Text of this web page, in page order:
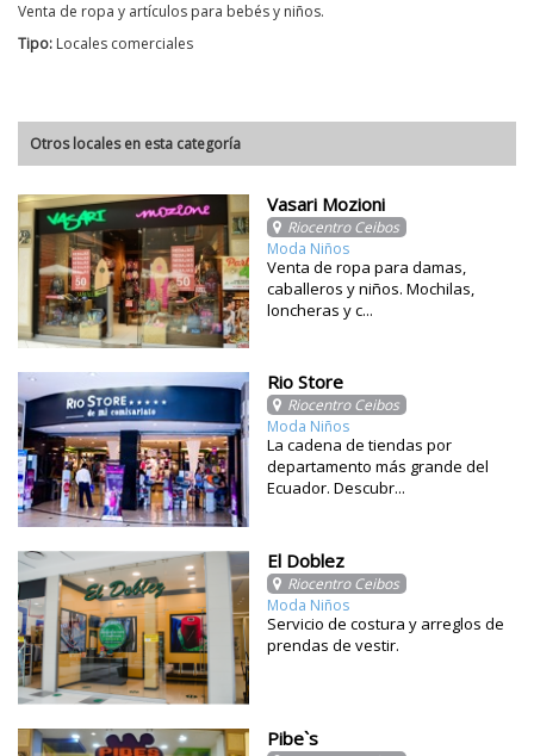
Venta de ropa y artículos para bebés y niños.
Tipo: Locales comerciales
Otros locales en esta categoría
Vasari Mozioni
Riocentro Ceibos
Moda Niños
Venta de ropa para damas,
caballeros y niños. Mochilas,
loncheras y c...
Rio Store
Riocentro Ceibos
Moda Niños
La cadena de tiendas por
departamento más grande del
Ecuador. Descubr...
El Doblez
Riocentro Ceibos
Moda Niños
Servicio de costura y arreglos de
prendas de vestir.
Pibe`s